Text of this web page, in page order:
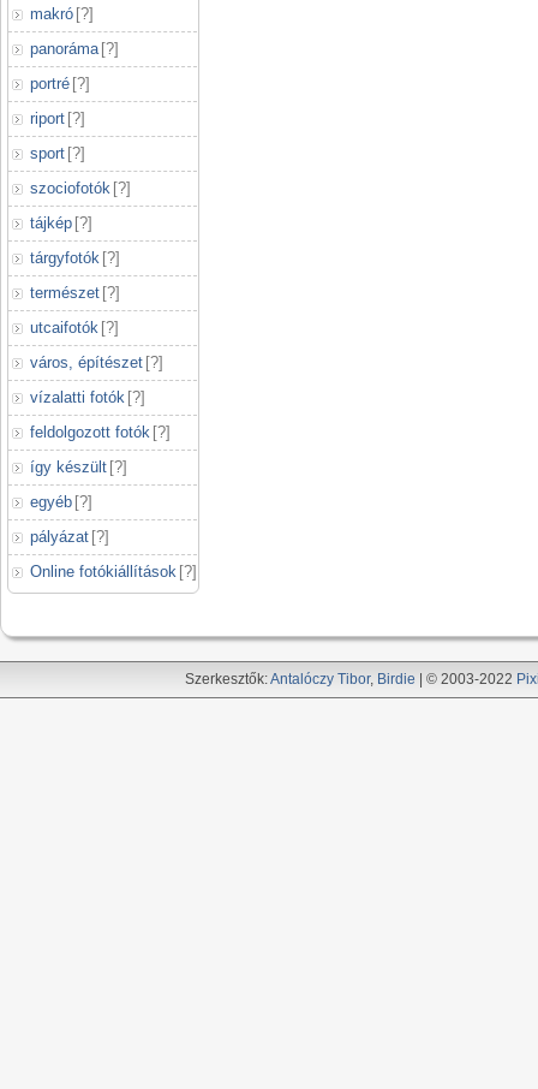
makró [?]
panoráma [?]
portré [?]
riport [?]
sport [?]
szociofotók [?]
tájkép [?]
tárgyfotók [?]
természet [?]
utcaifotók [?]
város, építészet [?]
vízalatti fotók [?]
feldolgozott fotók [?]
így készült [?]
egyéb [?]
pályázat [?]
Online fotókiállítások [?]
Szerkesztők:Antalóczy Tibor, Birdie | © 2003-2022